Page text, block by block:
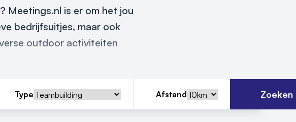
Meetings.nl is er om het jou
bedrijfsuitjes, maar ook
outdoor activiteiten
Type Afstand Zoeken